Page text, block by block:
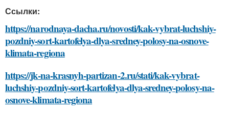
Ссылки:
https://narodnaya-dacha.ru/novosti/kak-vybrat-luchshiy-
pozdniy-sort-kartofelya-dlya-sredney-polosy-na-osnove-
klimata-regiona
https://jk-na-krasnyh-partizan-2.ru/stati/kak-vybrat-
luchshiy-pozdniy-sort-kartofelya-dlya-sredney-polosy-na-
osnove-klimata-regiona